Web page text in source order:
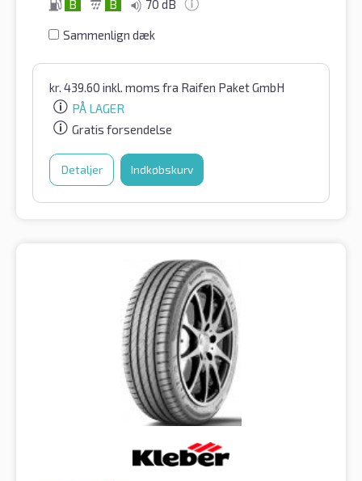
B B 70 dB
Sammenlign dæk
kr. 439.60 inkl. moms fra Raifen Paket GmbH
PÅ LAGER
Gratis forsendelse
Detaljer Indkøbskurv